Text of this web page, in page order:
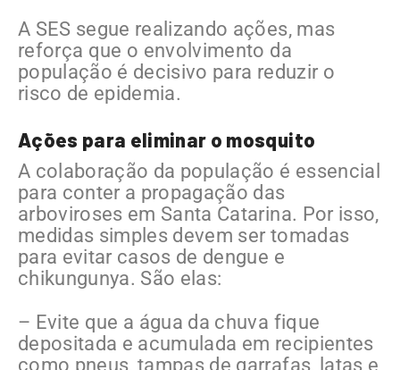
A SES segue realizando ações, mas
reforça que o envolvimento da
população é decisivo para reduzir o
risco de epidemia.
Ações para eliminar o mosquito
A colaboração da população é essencial
para conter a propagação das
arboviroses em Santa Catarina. Por isso,
medidas simples devem ser tomadas
para evitar casos de dengue e
chikungunya. São elas:
– Evite que a água da chuva fique
depositada e acumulada em recipientes
como pneus, tampas de garrafas, latas e